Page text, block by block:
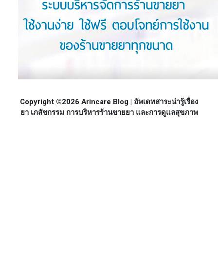
Copyright ©2026 Arincare Blog | อัพเดทสาระน่ารู้เรื่อง
ยา เภสัชกรรม การบริหารร้านขายยา และการดูแลสุขภาพ